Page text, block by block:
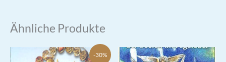
Ähnliche Produkte
-30%